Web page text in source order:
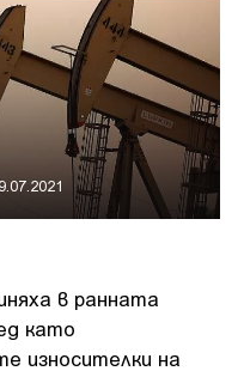
в ранната
като
износителки на